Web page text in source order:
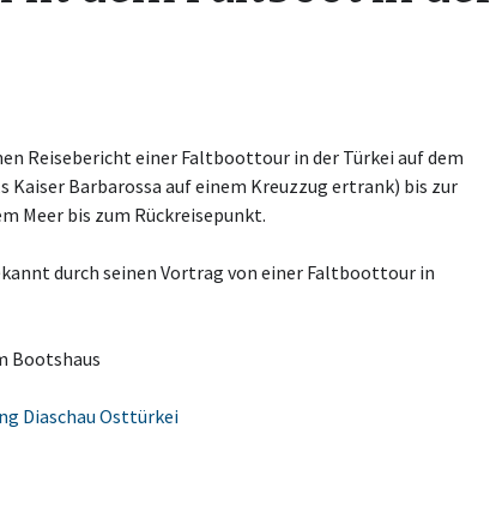
Reisebericht einer Faltboottour in der Türkei auf dem
Kaiser Barbarossa auf einem Kreuzzug ertrank) bis zur
Meer bis zum Rückreisepunkt.
durch seinen Vortrag von einer Faltboottour in
Bootshaus
Diaschau Osttürkei